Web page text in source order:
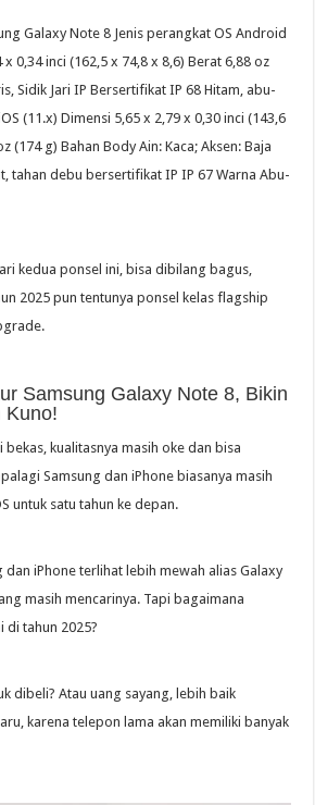
Galaxy Note 8 Jenis perangkat OS Android
x 0,34 inci (162,5 x 74,8 x 8,6) Berat 6,88 oz
Sidik Jari IP Bersertifikat IP 68 Hitam, abu-
(11.x) Dimensi 5,65 x 2,79 x 0,30 inci (143,6
(174 g) Bahan Body Ain: Kaca; Aksen: Baja
tahan debu bersertifikat IP IP 67 Warna Abu-
kedua ponsel ini, bisa dibilang bagus,
2025 pun tentunya ponsel kelas flagship
Samsung Galaxy Note 8, Bikin
Kuno!
bekas, kualitasnya masih oke dan bisa
Samsung dan iPhone biasanya masih
untuk satu tahun ke depan.
dan iPhone terlihat lebih mewah alias Galaxy
masih mencarinya. Tapi bagaimana
di tahun 2025?
dibeli? Atau uang sayang, lebih baik
karena telepon lama akan memiliki banyak